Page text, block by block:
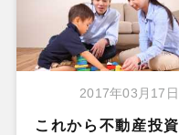
2017年03月17日
これから不動産投資